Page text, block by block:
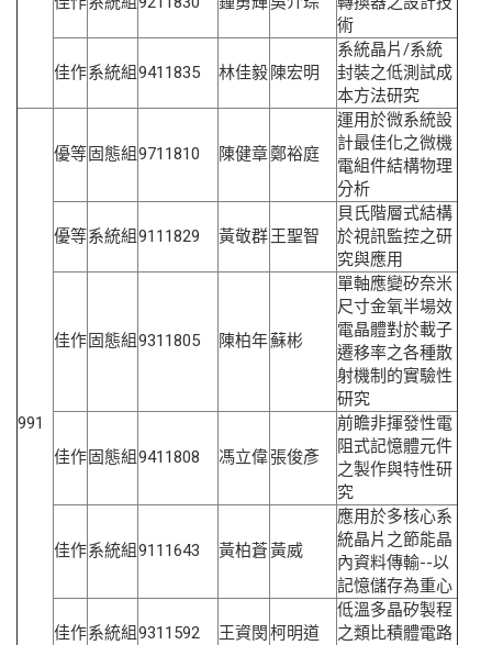
術
佳作系統組9411835 林佳毅 陳宏明
系統晶片/系統
封裝之低測試成
本方法研究
991
優等 固態組9711810 陳健章鄭裕庭
運用於微系統設
計最佳化之微機
電組件結構物理
分析
優等系統組9111829 黃敬群 王聖智
貝氏階層式結構
於視訊監控之研
究與應用
佳作 固態組9311805 陳柏年蘇彬
單軸應變矽奈米
尺寸金氧半場效
電晶體對於載子
遷移率之各種散
射機制的實驗性
研究
佳作 固態組9411808 馮立偉張俊彥
前瞻非揮發性電
阻式記憶體元件
之製作與特性研
究
佳作系統組9111643 黃柏蒼黃威
應用於多核心系
統晶片之節能晶
內資料傳輸--以
記憶儲存為重心
佳作系統組9311592 王資閔 柯明道
低溫多晶矽製程
之類比積體電路